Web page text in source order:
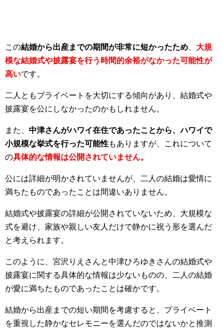
この結婚から出産までの期間が非常に短かったため
大規
模な結婚式や披露宴を行う時間的余裕がなかった可能性が
高いです。
二人ともプライベートを大切にする傾向があり、結婚式や
披露宴を公にしなかったのかもしれません。
また、 中津さんがハワイ在住であったことから、ハワイで
小規模な挙式を行った可能性もありますが、これについて
の具体的な情報は公開されていません。
公には詳細が明かされていませんが、二人の結婚は愛情に
満ちたものであったことは間違いありません。
結婚式や披露宴の詳細が公開されていないため、大規模な
式を避け、家族や親しい友人だけで静かに祝う形を選んだ
と考えられます。
このように、宮沢りえさんと中津ひろゆきさんの結婚式や
披露宴に関する具体的な情報は少ないものの、二人の結婚
が愛に満ちたものであったことは確かです。
結婚から出産までの短い期間を考慮すると、プライベート
を重視した静かなセレモニーを選んだのではないかと推測